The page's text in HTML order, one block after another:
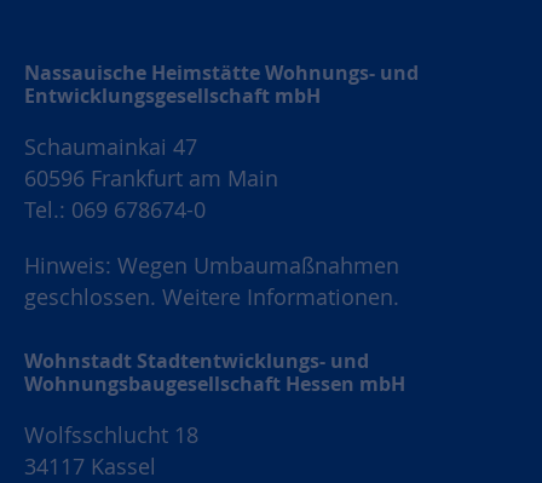
Nassauische Heimstätte Wohnungs- und
Entwicklungsgesellschaft mbH
Schaumainkai 47
60596 Frankfurt am Main
Tel.: 069 678674-0
Hinweis: Wegen Umbaumaßnahmen
geschlossen. Weitere Informationen.
Wohnstadt Stadtentwicklungs- und
Wohnungsbaugesellschaft Hessen mbH
Wolfsschlucht 18
34117 Kassel